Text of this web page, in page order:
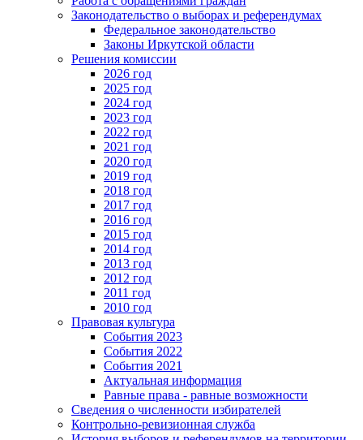
Законодательство о выборах и референдумах
Федеральное законодательство
Законы Иркутской области
Решения комиссии
2026 год
2025 год
2024 год
2023 год
2022 год
2021 год
2020 год
2019 год
2018 год
2017 год
2016 год
2015 год
2014 год
2013 год
2012 год
2011 год
2010 год
Правовая культура
События 2023
События 2022
События 2021
Актуальная информация
Равные права - равные возможности
Сведения о численности избирателей
Контрольно-ревизионная служба